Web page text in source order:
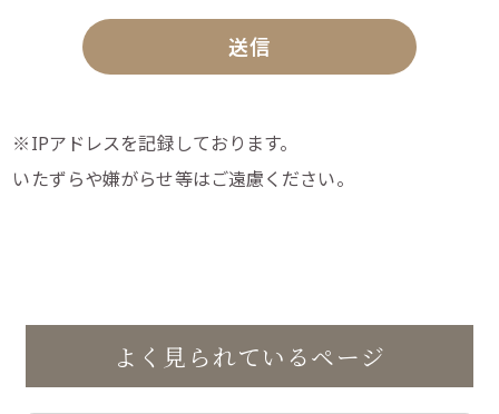
※IPアドレスを記録しております。
いたずらや嫌がらせ等はご遠慮ください。
よく見られているページ